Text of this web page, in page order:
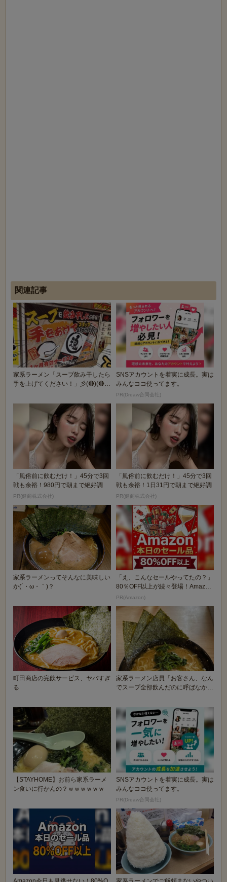
関連記事
家系ラーメン「スープ飲み干したら
手を上げてください！」彡(🔴)(🔴)
SNSアカウントを着実に成長。実は
みんなココ使ってます。
PR(Dreaw合同会社)
「風俗前に飲むだけ！」45分で3回
戦も余裕！980円で朝まで絶好調
PR(健商株式会社)
「風俗前に飲むだけ！」45分で3回
戦も余裕！1日31円で朝まで絶好調
PR(健商株式会社)
家系ラーメンってそんなに美味しい
か(´・ω・｀)？
「え、こんなセールやってたの？」
80％OFF以上が続々登場！Amazon
の本気が...
PR(Amazon)
町田商店の完飲サービス、ヤバすぎ
る
家系ラーメン店員「お客さん、なん
でスープ全部飲んだのに呼ばなかっ
【STAYHOME】お前ら家系ラーメ
ン食いに行かんの？ｗｗｗｗｗｗ
SNSアカウントを着実に成長。実は
みんなココ使ってます。
PR(Dreaw合同会社)